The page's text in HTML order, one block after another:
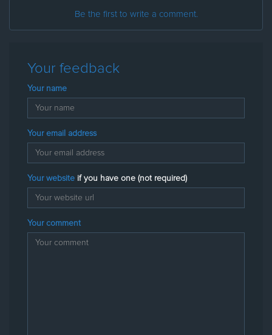
Be the first to write a comment.
Your feedback
Your name
Your email address
Your website if you have one (not required)
Your comment